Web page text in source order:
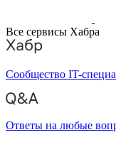
Все сервисы Хабра
Сообщество IT-
Ответы на любые